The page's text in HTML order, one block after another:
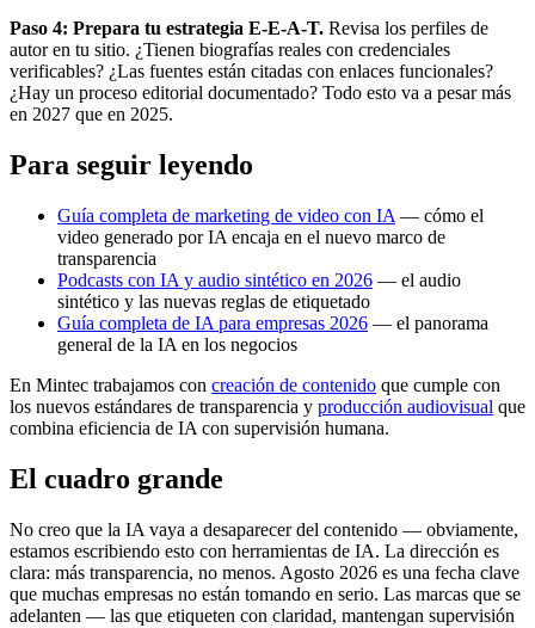
Paso 4: Prepara tu estrategia E-E-A-T. Revisa los perfiles de
autor en tu sitio. ¿Tienen biografías reales con credenciales
verificables? ¿Las fuentes están citadas con enlaces funcionales?
¿Hay un proceso editorial documentado? Todo esto va a pesar más
en 2027 que en 2025.
Para seguir leyendo
Guía completa de marketing de video con IA — cómo el
video generado por IA encaja en el nuevo marco de
transparencia
Podcasts con IA y audio sintético en 2026 — el audio
sintético y las nuevas reglas de etiquetado
Guía completa de IA para empresas 2026 — el panorama
general de la IA en los negocios
En Mintec trabajamos con creación de contenido que cumple con
los nuevos estándares de transparencia y producción audiovisual que
combina eficiencia de IA con supervisión humana.
El cuadro grande
No creo que la IA vaya a desaparecer del contenido — obviamente,
estamos escribiendo esto con herramientas de IA. La dirección es
clara: más transparencia, no menos. Agosto 2026 es una fecha clave
que muchas empresas no están tomando en serio. Las marcas que se
adelanten — las que etiqueten con claridad, mantengan supervisión